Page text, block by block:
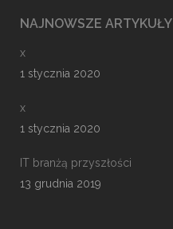
NAJNOWSZE ARTYKUŁY
x
1 stycznia 2020
x
1 stycznia 2020
IT branżą przyszłości
13 grudnia 2019